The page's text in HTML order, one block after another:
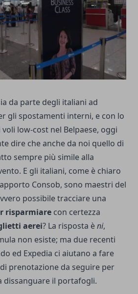
da parte degli italiani ad
gli spostamenti interni, e con lo
low-cost nel Belpaese, oggi
dire che anche da noi quello di
sempre più simile alla
E gli italiani, come è chiaro
Consob, sono maestri del
possibile tracciare una
risparmiare con certezza
aerei? La risposta èni,
non esiste; ma due recenti
ed Expedia ci aiutano a fare
prenotazione da seguire per
dissanguare il portafogli.